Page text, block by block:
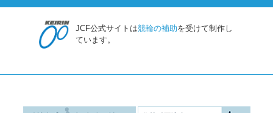
JCF公式サイトは競輪の補助を受けて制作し
ています。